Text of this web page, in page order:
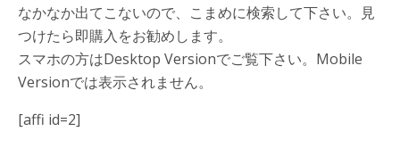
なかなか出てこないので、こまめに検索して下さい。見
つけたら即購入をお勧めします。
スマホの方はDesktop Versionでご覧下さい。Mobile
Versionでは表示されません。
[affi id=2]